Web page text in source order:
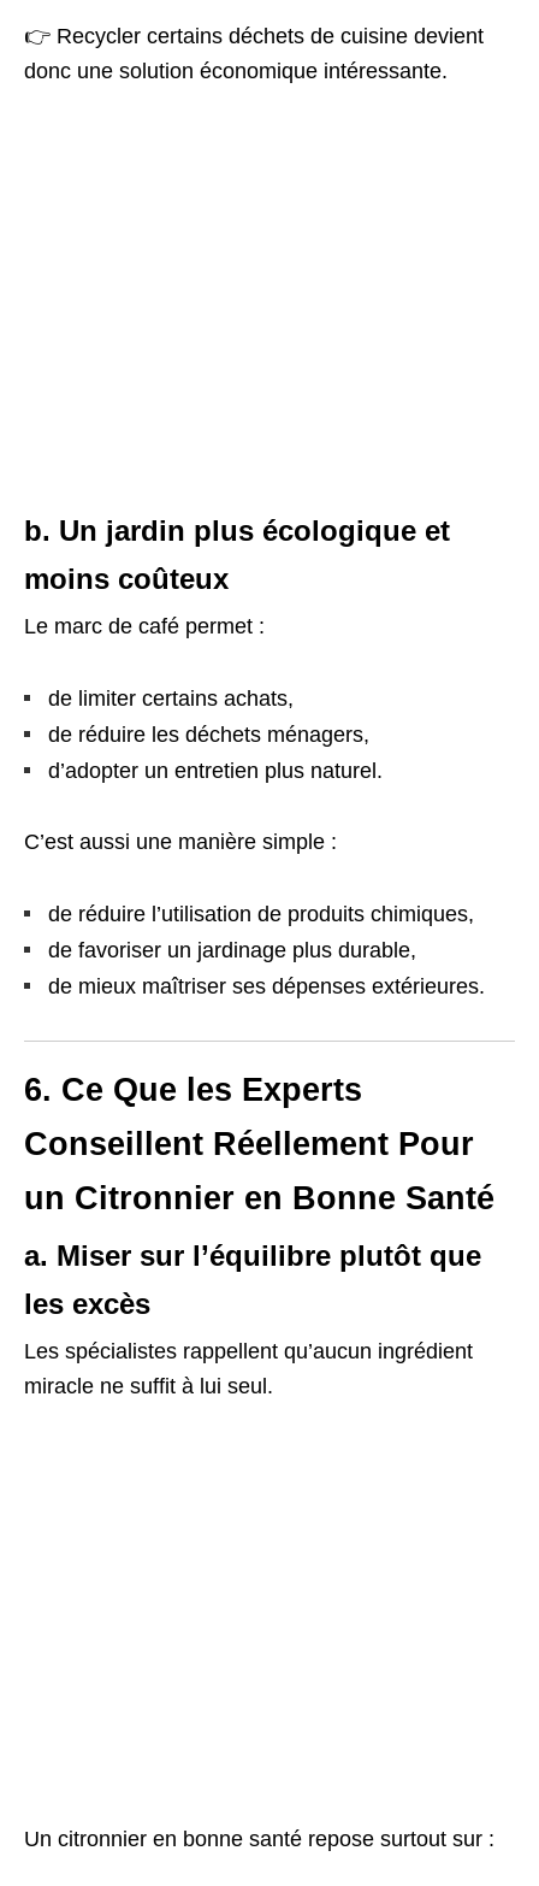
👉 Recycler certains déchets de cuisine devient
donc une solution économique intéressante.
b. Un jardin plus écologique et
moins coûteux
Le marc de café permet :
de limiter certains achats,
de réduire les déchets ménagers,
d’adopter un entretien plus naturel.
C’est aussi une manière simple :
de réduire l’utilisation de produits chimiques,
de favoriser un jardinage plus durable,
de mieux maîtriser ses dépenses extérieures.
6. Ce Que les Experts
Conseillent Réellement Pour
un Citronnier en Bonne Santé
a. Miser sur l’équilibre plutôt que
les excès
Les spécialistes rappellent qu’aucun ingrédient
miracle ne suffit à lui seul.
Un citronnier en bonne santé repose surtout sur :